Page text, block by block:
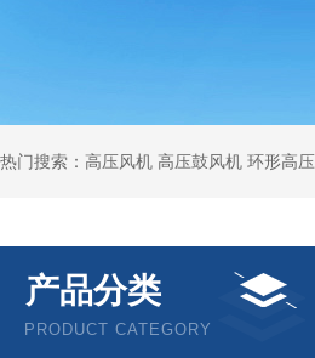
热门搜索：高压风机 高压鼓风机 环形高
产品分类
PRODUCT CATEGORY